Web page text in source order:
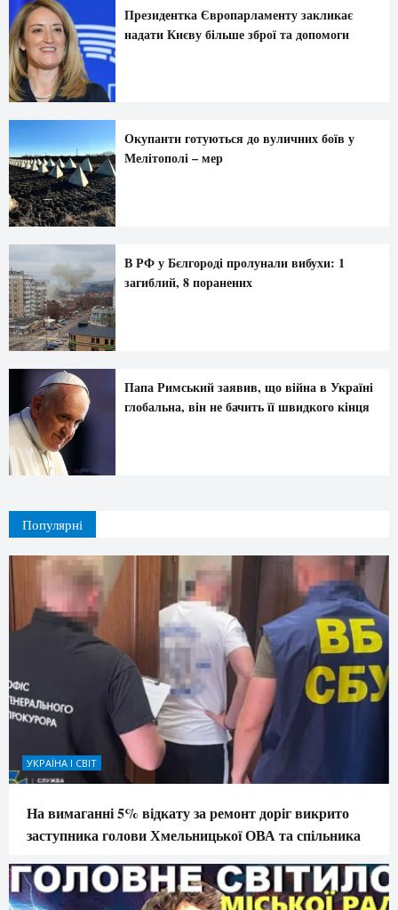
Президентка Європарламенту закликає
надати Києву більше зброї та допомоги
Окупанти готуються до вуличних боїв у
Мелітополі – мер
В РФ у Бєлгороді пролунали вибухи: 1
загиблий, 8 поранених
Папа Римський заявив, що війна в Україні
глобальна, він не бачить її швидкого кінця
Популярні
УКРАЇНА І СВІТ
На вимаганні 5% відкату за ремонт доріг викрито
заступника голови Хмельницької ОВА та спільника